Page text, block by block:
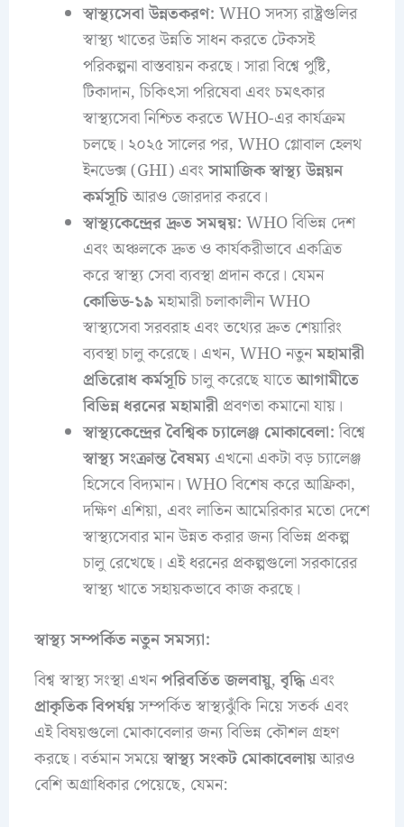
স্বাস্থ্যসেবা উন্নতকরণ: WHO সদস্য রাষ্ট্রগুলির
স্বাস্থ্য খাতের উন্নতি সাধন করতে টেকসই
পরিকল্পনা বাস্তবায়ন করছে। সারা বিশ্বে পুষ্টি,
টিকাদান, চিকিৎসা পরিষেবা এবং চমৎকার
স্বাস্থ্যসেবা নিশ্চিত করতে WHO-এর কার্যক্রম
চলছে। ২০২৫ সালের পর, WHO গ্লোবাল হেলথ
ইনডেক্স (GHI) এবংসামাজিক স্বাস্থ্য উন্নয়ন
কর্মসূচিআরও জোরদার করবে।
স্বাস্থ্যকেন্দ্রের দ্রুত সমন্বয়: WHO বিভিন্ন দেশ
এবং অঞ্চলকে দ্রুত ও কার্যকরীভাবে একত্রিত
করে স্বাস্থ্য সেবা ব্যবস্থা প্রদান করে। যেমন
কোভিড-১৯মহামারী চলাকালীন WHO
স্বাস্থ্যসেবা সরবরাহ এবং তথ্যের দ্রুত শেয়ারিং
ব্যবস্থা চালু করেছে। এখন, WHO নতুনমহামারী
প্রতিরোধ কর্মসূচিচালু করেছে যাতেআগামীতে
বিভিন্ন ধরনের মহামারী প্রবণতা কমানো যায়।
স্বাস্থ্যকেন্দ্রের বৈশ্বিক চ্যালেঞ্জ মোকাবেলা: বিশ্বে
স্বাস্থ্য সংক্রান্ত বৈষম্যএখনো একটা বড় চ্যালেঞ্জ
হিসেবে বিদ্যমান। WHO বিশেষ করে আফ্রিকা,
দক্ষিণ এশিয়া, এবং লাতিন আমেরিকার মতো দেশে
স্বাস্থ্যসেবার মান উন্নত করার জন্য বিভিন্ন প্রকল্প
চালু রেখেছে। এই ধরনের প্রকল্পগুলো সরকারের
স্বাস্থ্য খাতে সহায়কভাবে কাজ করছে।
স্বাস্থ্য সম্পর্কিত নতুন সমস্যা:
বিশ্ব স্বাস্থ্য সংস্থা এখনপরিবর্তিত জলবায়ু,বৃদ্ধিএবং
প্রাকৃতিক বিপর্যয়সম্পর্কিত স্বাস্থ্যঝুঁকি নিয়ে সতর্ক এবং
এই বিষয়গুলো মোকাবেলার জন্য বিভিন্ন কৌশল গ্রহণ
করছে। বর্তমান সময়েস্বাস্থ্য সংকট মোকাবেলায়আরও
বেশি অগ্রাধিকার পেয়েছে, যেমন: